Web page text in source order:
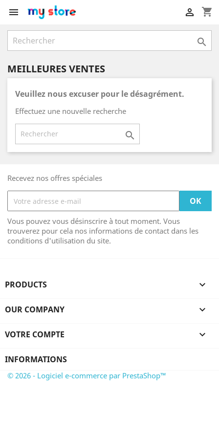
 shopping_cart


MEILLEURES VENTES
Veuillez nous excuser pour le désagrément.
Effectuez une nouvelle recherche

Recevez nos offres spéciales
Vous pouvez vous désinscrire à tout moment. Vous
trouverez pour cela nos informations de contact dans les
conditions d'utilisation du site.
PRODUCTS 
OUR COMPANY 
VOTRE COMPTE 
INFORMATIONS
© 2026 - Logiciel e-commerce par PrestaShop™